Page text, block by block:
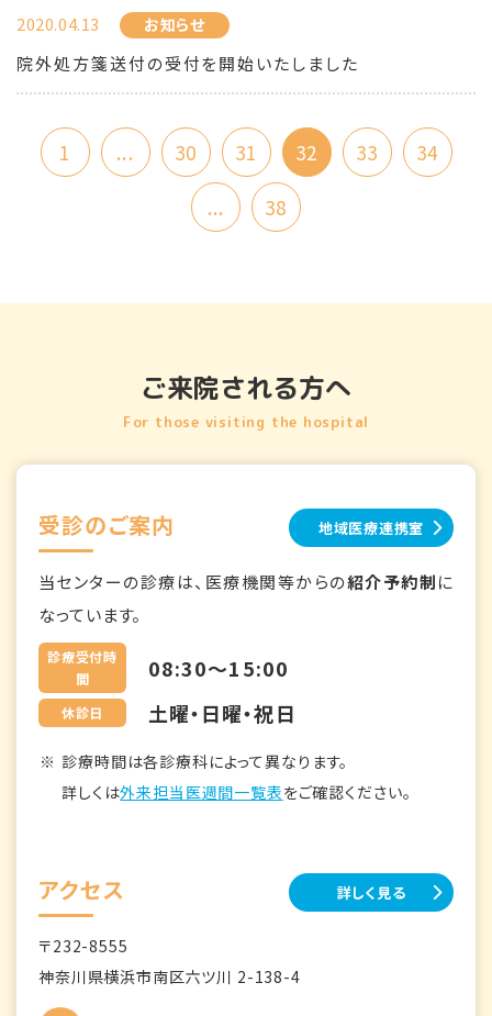
2020.04.13 お知らせ
院外処方箋送付の受付を開始いたしました
1 ... 30 31 32 33
34
...
38
ご来院される方へ
For those visiting the hospital
受診のご案内 地域医療連携室
当センターの診療は、医療機関等からの紹介予約制に
なっています。
診療受付時
間
08:30～15:00
休診日 土曜・日曜・祝日
診療時間は各診療科によって異なります。
詳しくは外来担当医週間一覧表をご確認ください。
アクセス 詳しく見る
〒232-8555
神奈川県横浜市南区六ツ川 2-138-4